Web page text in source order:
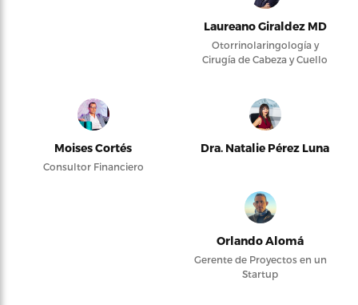
Laureano Giraldez MD
Otorrinolaringología y
Cirugía de Cabeza y Cuello
Moises Cortés
Consultor Financiero
Dra. Natalie Pérez Luna
Orlando Alomá
Gerente de Proyectos en un
Startup